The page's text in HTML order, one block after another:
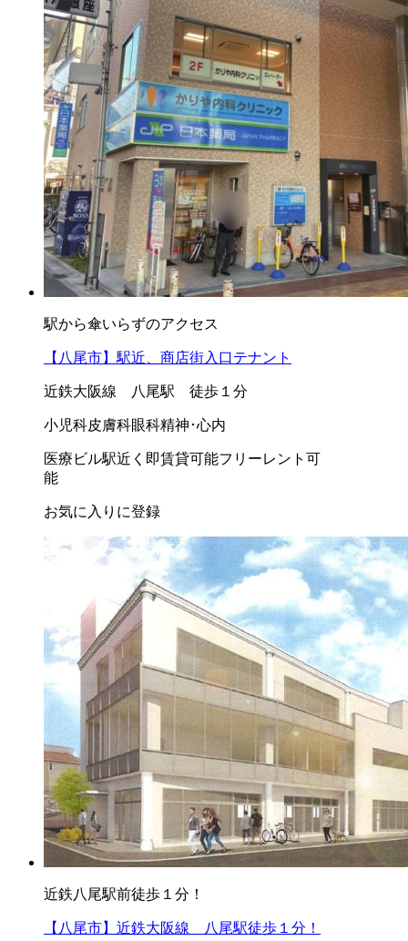
駅から傘いらずのアクセス
【八尾市】駅近、商店街入口テナント
近鉄大阪線 八尾駅 徒歩１分
小児科皮膚科眼科精神･心内
医療ビル駅近く 即賃貸可能フリーレント可
能
お気に入りに登録
近鉄八尾駅前徒歩１分！
【八尾市】近鉄大阪線 八尾駅徒歩１分！